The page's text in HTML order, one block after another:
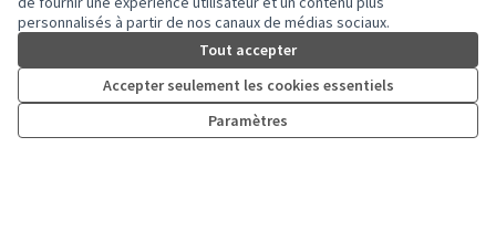
personnalisés à partir de nos canaux de médias sociaux.
Tout accepter
Accepter seulement les cookies essentiels
Paramètres
Paramètres des cookies